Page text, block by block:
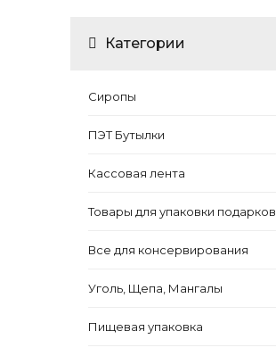
Категории
Сиропы
ПЭТ Бутылки
Кассовая лента
Товары для упаковки подарков
Все для консервирования
Уголь, Щепа, Мангалы
Пищевая упаковка